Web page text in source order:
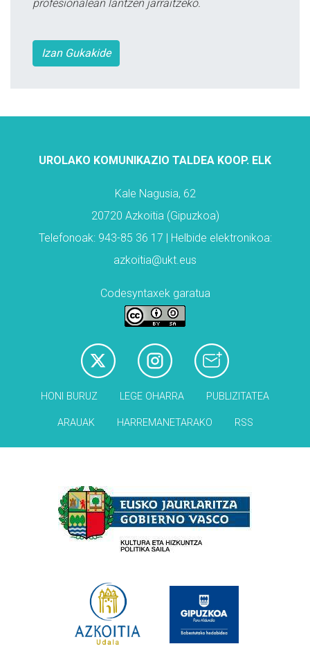
profesionalean lantzen jarraitzeko.
Izan Gukakide
UROLAKO KOMUNIKAZIO TALDEA KOOP. ELK
Kale Nagusia, 62
20720 Azkoitia (Gipuzkoa)
Telefonoak: 943-85 36 17 | Helbide elektronikoa:
azkoitia@ukt.eus
Codesyntaxek garatua
HONI BURUZ LEGE OHARRA PUBLIZITATEA
ARAUAK HARREMANETARAKO RSS